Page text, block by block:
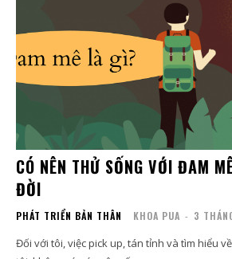
CÓ NÊN THỬ SỐNG VỚI ĐAM
ĐỜI
PHÁT TRIỂN BẢN THÂN KHOA PUA - 3
Đối với tôi, việc pick up, tán tỉnh và tìm hiểu